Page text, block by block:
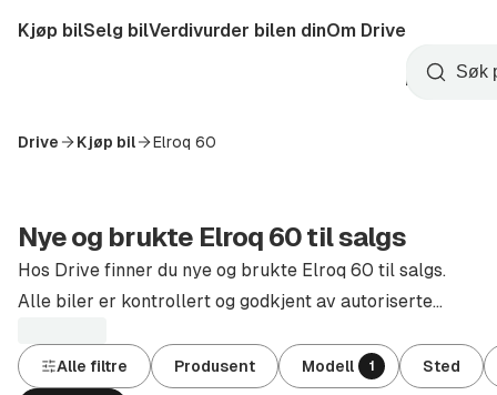
til
Startside
Kjøp bilSelg bilVerdivurder bilen dinOm Drive
Opprett
konto
Søk
Drive Kjøp bil Elroq 60
Nye og brukte Elroq 60 til salgs
Hos Drive finner du nye og brukte Elroq 60 til salgs.
Alle biler er kontrollert og godkjent av autoriserte
Alle filtre Produsent Modell 1 Sted